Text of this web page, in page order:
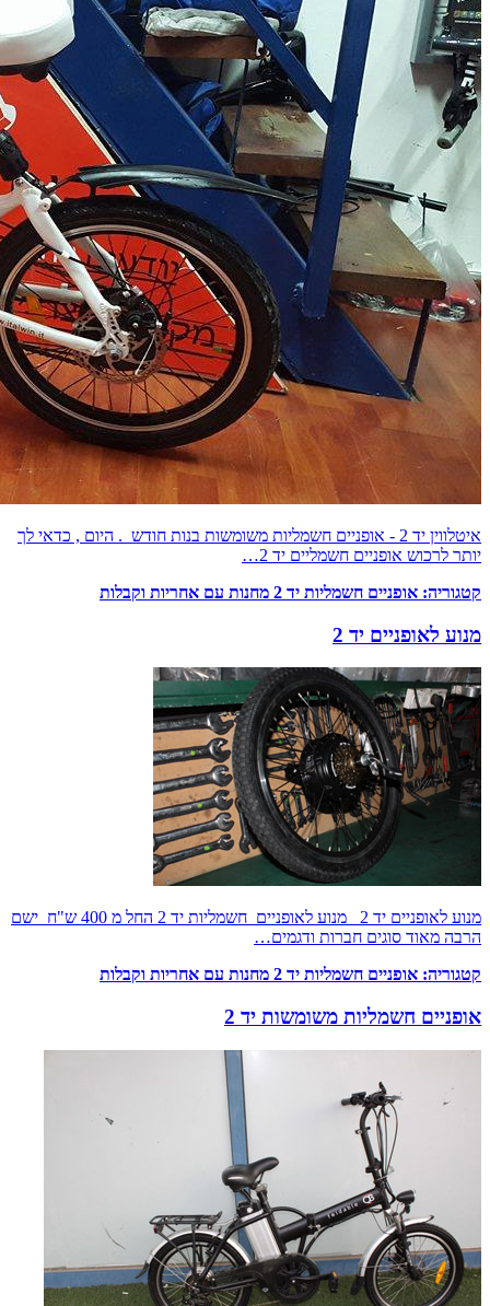
איטלווין יד 2 - אופניים חשמליות משומשות בנות חודש . היום , כדאי לך
יותר לרכוש אופניים חשמליים יד 2…
קטגוריה: אופניים חשמליות יד 2 מחנות עם אחריות וקבלות
מנוע לאופניים יד 2
מנוע לאופניים יד 2 מנוע לאופניים חשמליות יד 2 החל מ 400 ש"ח ישם
הרבה מאוד סוגים חברות ודגמים…
קטגוריה: אופניים חשמליות יד 2 מחנות עם אחריות וקבלות
אופניים חשמליות משומשות יד 2